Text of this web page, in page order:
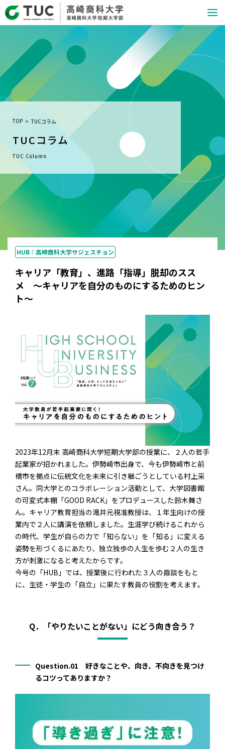
TOP TUCコラム
TUCコラム
TUC Column
HUB：高崎商科大学サジェスチョン
キャリア「教育」、進路「指導」脱却のスス
メ ～キャリアを自分のものにするためのヒン
ト～
2023年12月末 高崎商科大学短期大学部の授業に、２人の若手
起業家が招かれました。伊勢崎市出身で、今も伊勢崎市と前
橋市を拠点に伝統文化を未来に引き継ごうとしている村上采
さん。同大学とのコラボレーション活動として、大学図書館
の可変式本棚「GOOD RACK 」をプロデュースした鈴木舞さ
ん。キャリア教育担当の滝井元視准教授は、１年生向けの授
業内で２人に講演を依頼しました。生涯学び続けるこれから
の時代、学生が自らの力で「知らない」を「知る」に変える
姿勢を形づくるにあたり、独立独歩の人生を歩む２人の生き
方が刺激になると考えたからです。
今号の「HUB 」では、授業後に行われた３人の鼎談をもと
に、生徒・学生の「自立」に果たす教員の役割を考えます。
Q．「やりたいことがない」にどう向き合う？
Question.01 好きなことや、向き、不向きを見つけ
るコツってありますか？